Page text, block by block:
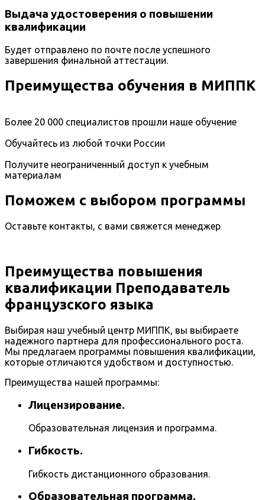
Выдача удостоверения о повышении
квалификации
Будет отправлено по почте после успешного
завершения финальной аттестации.
Преимущества обучения в МИППК
Более 20 000 специалистов прошли наше обучение
Обучайтесь из любой точки России
Получите неограниченный доступ к учебным
материалам
Поможем с выбором программы
Оставьте контакты, с вами свяжется менеджер
Преимущества повышения
квалификации Преподаватель
французского языка
Выбирая наш учебный центр МИППК, вы выбираете
надежного партнера для профессионального роста.
Мы предлагаем программы повышения квалификации,
которые отличаются удобством и доступностью.
Преимущества нашей программы:
Лицензирование.
Образовательная лицензия и программа.
Гибкость.
Гибкость дистанционного образования.
Образовательная программа.